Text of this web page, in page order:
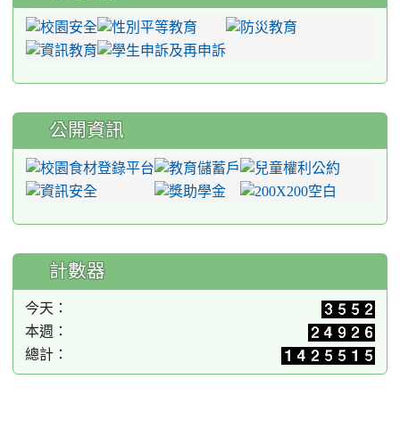
公開資訊
計數器
今天：
本週：
總計：